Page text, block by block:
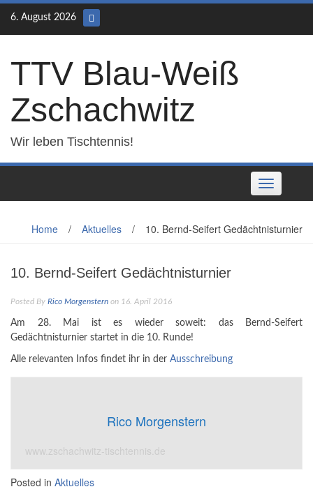
Skip
content
6. August 2026
TTV Blau-Weiß
Zschachwitz
Wir leben Tischtennis!
Toggle
navigation
Home / Aktuelles / 10. Bernd-Seifert Gedächtnisturnier
10. Bernd-Seifert Gedächtnisturnier
Posted By Rico Morgenstern on 16. April 2016
Am 28. Mai ist es wieder soweit: das Bernd-Seifert
Gedächtnisturnier startet in die 10. Runde!
Alle relevanten Infos findet ihr in der Ausschreibung
Rico Morgenstern
www.zschachwitz-tischtennis.de
Posted in Aktuelles